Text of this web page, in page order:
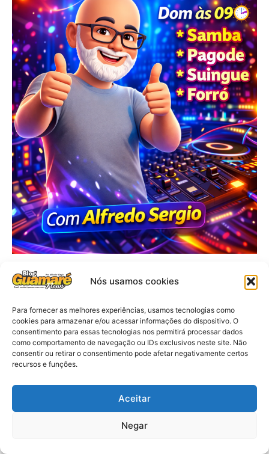
Nós usamos cookies
Para fornecer as melhores experiências, usamos tecnologias como
cookies para armazenar e/ou acessar informações do dispositivo. O
consentimento para essas tecnologias nos permitirá processar dados
como comportamento de navegação ou IDs exclusivos neste site. Não
consentir ou retirar o consentimento pode afetar negativamente certos
recursos e funções.
Aceitar
Negar